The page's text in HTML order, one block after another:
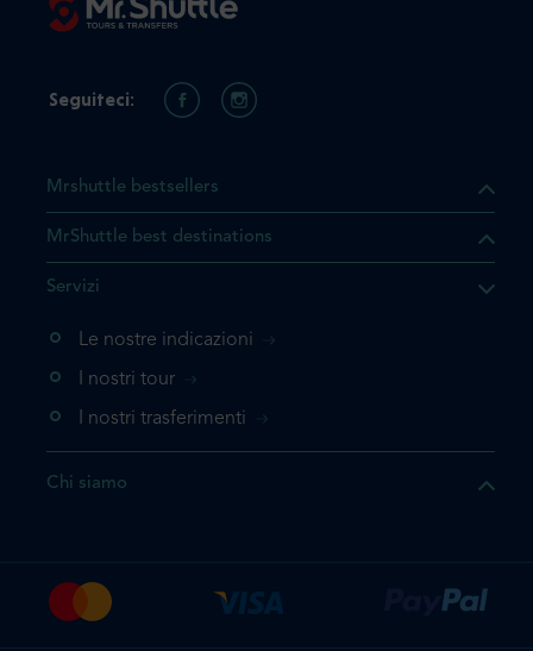
il prodotto che state
nuovamente, la
Mrshuttle bestsellers
MrShuttle best destinations
Servizi
Le nostre indicazioni
I nostri tour
I nostri trasferimenti
Chi siamo
Seguiteci: